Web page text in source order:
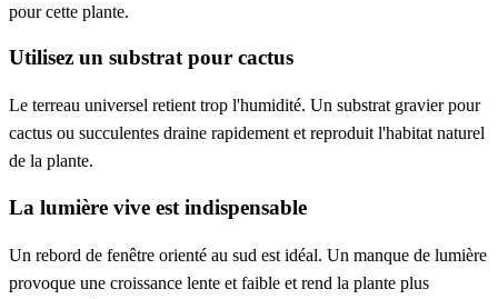
pour cette plante.
Utilisez un substrat pour cactus
Le terreau universel retient trop l'humidité. Un substrat gravier pour
cactus ou succulentes draine rapidement et reproduit l'habitat naturel
de la plante.
La lumière vive est indispensable
Un rebord de fenêtre orienté au sud est idéal. Un manque de lumière
provoque une croissance lente et faible et rend la plante plus